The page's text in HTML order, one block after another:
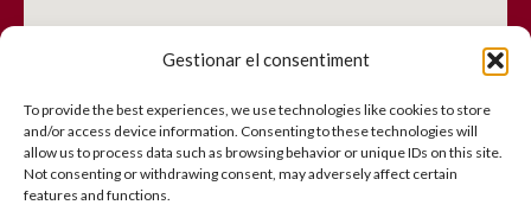
Gestionar el consentiment
To provide the best experiences, we use technologies like cookies to store
and/or access device information. Consenting to these technologies will
allow us to process data such as browsing behavior or unique IDs on this site.
Not consenting or withdrawing consent, may adversely affect certain
features and functions.